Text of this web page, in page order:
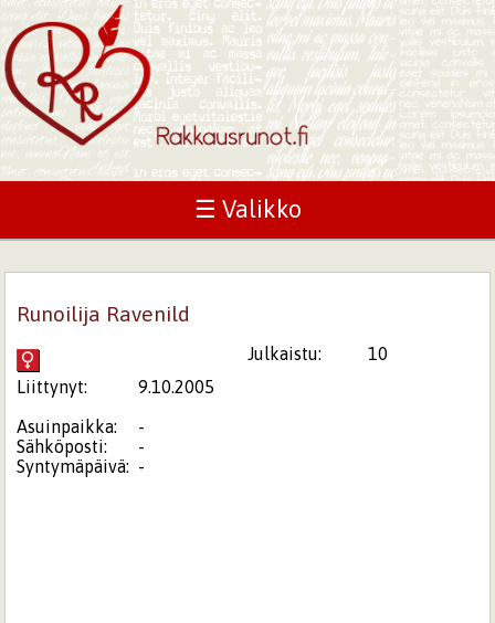
☰ Valikko
Runoilija Ravenild
Julkaistu:
10
Liittynyt:
9.10.2005
Asuinpaikka:
-
Sähköposti:
-
Syntymäpäivä: -